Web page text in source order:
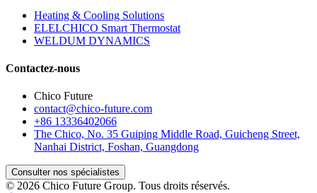
Heating & Cooling Solutions
ELELCHICO Smart Thermostat
WELDUM DYNAMICS
Contactez-nous
Chico Future
contact@chico-future.com
+86 13336402066
The Chico, No. 35 Guiping Middle Road, Guicheng Street,
Nanhai District, Foshan, Guangdong
Consulter nos spécialistes
© 2026 Chico Future Group. Tous droits réservés.